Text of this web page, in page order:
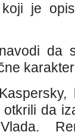
je
da
da